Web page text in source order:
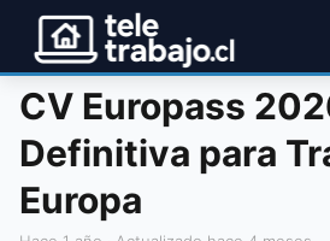
CV Europass
Definitiva para
Europa